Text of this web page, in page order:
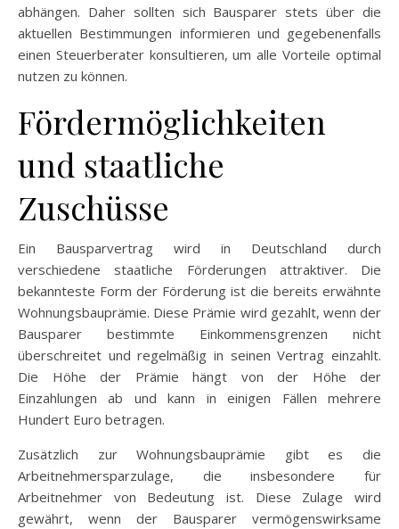
abhängen. Daher sollten sich Bausparer stets über die
aktuellen Bestimmungen informieren und gegebenenfalls
einen Steuerberater konsultieren, um alle Vorteile optimal
nutzen zu können.
Fördermöglichkeiten
und staatliche
Zuschüsse
Ein Bausparvertrag wird in Deutschland durch
verschiedene staatliche Förderungen attraktiver. Die
bekannteste Form der Förderung ist die bereits erwähnte
Wohnungsbauprämie. Diese Prämie wird gezahlt, wenn der
Bausparer bestimmte Einkommensgrenzen nicht
überschreitet und regelmäßig in seinen Vertrag einzahlt.
Die Höhe der Prämie hängt von der Höhe der
Einzahlungen ab und kann in einigen Fällen mehrere
Hundert Euro betragen.
Zusätzlich zur Wohnungsbauprämie gibt es die
Arbeitnehmersparzulage, die insbesondere für
Arbeitnehmer von Bedeutung ist. Diese Zulage wird
gewährt, wenn der Bausparer vermögenswirksame